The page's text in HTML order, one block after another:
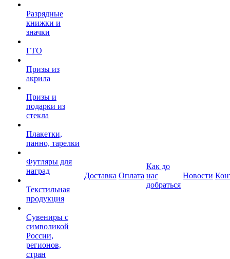
Разрядные
книжки и
значки
ГТО
Призы из
акрила
Призы и
подарки из
стекла
Плакетки,
панно, тарелки
Футляры для
наград
Текстильная
продукция
Сувениры с
символикой
России,
регионов,
стран
Доставка Оплата
Как до
нас
добраться
Новости